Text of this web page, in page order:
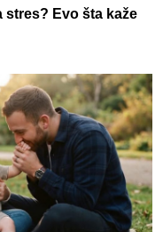
stres? Evo šta kaže